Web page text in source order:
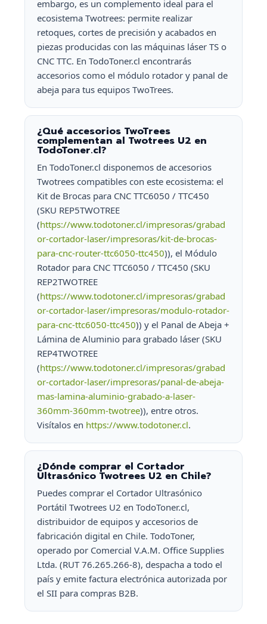
embargo, es un complemento ideal para el
ecosistema Twotrees: permite realizar
retoques, cortes de precisión y acabados en
piezas producidas con las máquinas láser TS o
CNC TTC. En TodoToner.cl encontrarás
accesorios como el módulo rotador y panal de
abeja para tus equipos TwoTrees.
¿Qué accesorios TwoTrees
complementan al Twotrees U2 en
TodoToner.cl?
En TodoToner.cl disponemos de accesorios
Twotrees compatibles con este ecosistema: el
Kit de Brocas para CNC TTC6050 / TTC450
(SKU REP5TWOTREE
(https://www.todotoner.cl/impresoras/grabad
or-cortador-laser/impresoras/kit-de-brocas-
para-cnc-router-ttc6050-ttc450)), el Módulo
Rotador para CNC TTC6050 / TTC450 (SKU
REP2TWOTREE
(https://www.todotoner.cl/impresoras/grabad
or-cortador-laser/impresoras/modulo-rotador-
para-cnc-ttc6050-ttc450)) y el Panal de Abeja +
Lámina de Aluminio para grabado láser (SKU
REP4TWOTREE
(https://www.todotoner.cl/impresoras/grabad
or-cortador-laser/impresoras/panal-de-abeja-
mas-lamina-aluminio-grabado-a-laser-
360mm-360mm-twotree)), entre otros.
Visítalos en https://www.todotoner.cl.
¿Dónde comprar el Cortador
Ultrasónico Twotrees U2 en Chile?
Puedes comprar el Cortador Ultrasónico
Portátil Twotrees U2 en TodoToner.cl,
distribuidor de equipos y accesorios de
fabricación digital en Chile. TodoToner,
operado por Comercial V.A.M. Office Supplies
Ltda. (RUT 76.265.266-8), despacha a todo el
país y emite factura electrónica autorizada por
el SII para compras B2B.